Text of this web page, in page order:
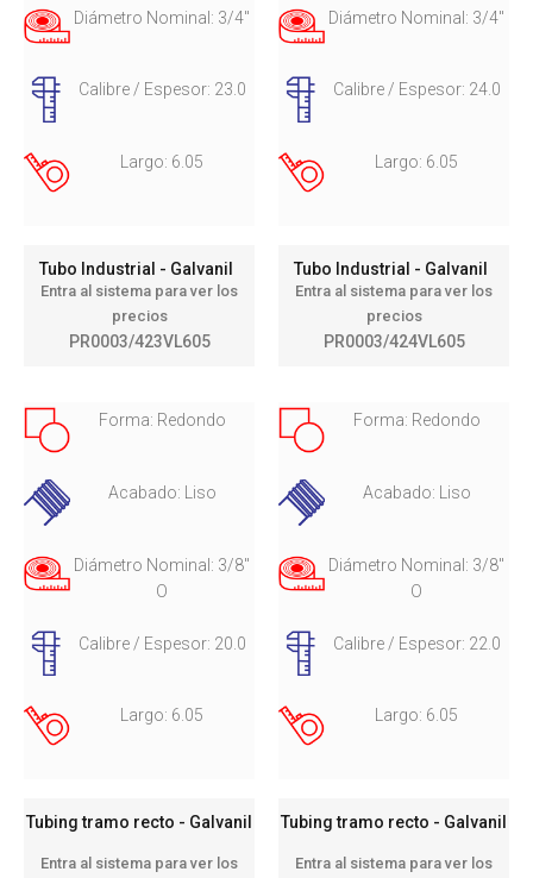
Diámetro Nominal: 3/4"
Calibre / Espesor: 23.0
Largo: 6.05
Tubo Industrial - Galvanil
Entra al sistema para ver los
precios
PR0003/423VL605
Diámetro Nominal: 3/4"
Calibre / Espesor: 24.0
Largo: 6.05
Tubo Industrial - Galvanil
Entra al sistema para ver los
precios
PR0003/424VL605
Forma: Redondo
Acabado: Liso
Diámetro Nominal: 3/8"
O
Calibre / Espesor: 20.0
Largo: 6.05
Tubing tramo recto - Galvanil
Entra al sistema para ver los
Forma: Redondo
Acabado: Liso
Diámetro Nominal: 3/8"
O
Calibre / Espesor: 22.0
Largo: 6.05
Tubing tramo recto - Galvanil
Entra al sistema para ver los